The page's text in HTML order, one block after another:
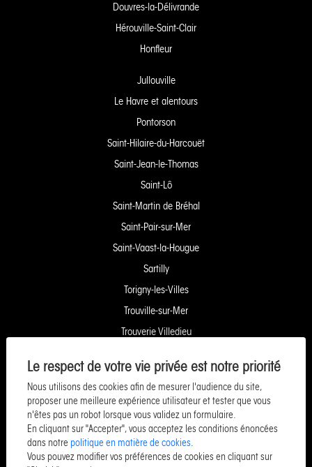
Le respect de votre vie privée est notre priorité
Nous utilisons des cookies afin de mesurer l'audience du site,
proposer une meilleure expérience utilisateur et tester que vous
n'êtes pas un robot lorsque vous validez un formulaire.
En cliquant sur "Accepter", vous acceptez les conditions énoncées
dans notre politique en matière de cookies.
Vous pouvez modifier vos préférences de cookies en cliquant sur
Douvres-la-Délivrande
Hérouville-Saint-Clair
Honfleur
Jullouville
Le Havre et alentours
Pontorson
Saint-Hilaire-du-Harcouët
Saint-Jean-le-Thomas
Saint-Lô
Saint-Martin de Bréhal
Saint-Pair-sur-Mer
Saint-Vaast-la-Hougue
Sartilly
Torigny-les-Villes
Trouville-sur-Mer
Trouverie Villedieu
Villers-Bocage
Yquelon Service Copropriété
Service Pozzo Financement
Service Pozzo Patrimoine
Service Pozzo Promotion